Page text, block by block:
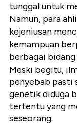
tunggal untuk
Namun, para
kejeniusan
kemampuan
berbagai bidang.
Meski begitu,
penyebab pasti
genetik diduga
tertentu yang
seseorang.